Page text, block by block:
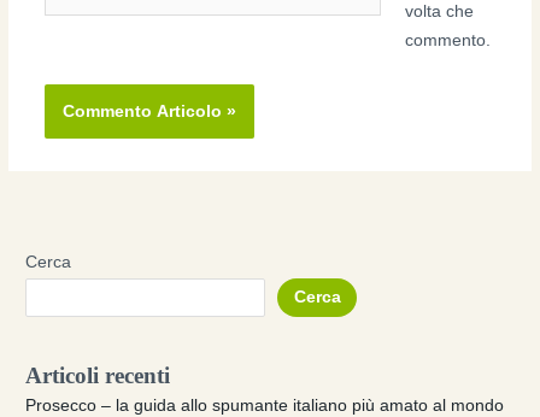
volta che
commento.
Cerca
Cerca
Articoli recenti
Prosecco – la guida allo spumante italiano più amato al mondo